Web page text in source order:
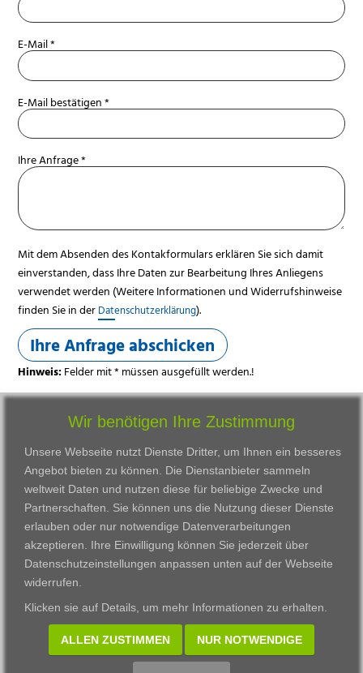
E-Mail *
E-Mail bestätigen *
Ihre Anfrage *
Mit dem Absenden des Kontakformulars erklären Sie sich damit
einverstanden, dass Ihre Daten zur Bearbeitung Ihres Anliegens
verwendet werden (Weitere Informationen und Widerrufshinweise
finden Sie in der Datenschutzerklärung).
Ihre Anfrage abschicken
Hinweis:Felder mit * müssen ausgefüllt werden.!
VWAK
Karriere
Links
Impressum
Datenschutzerklärung
Standorte
Darmstadt
Gießen
Kassel
Wiesbaden
Bildungsangebot
Ausbildung
Wir benötigen Ihre Zustimmung
Unsere Webseite nutzt Dienste Dritter, um Ihnen ein besseres
Angebot bieten zu können. Die Dienstanbieter sammeln
weltweit Daten und nutzen diese für beliebige Zwecke und
Partnerschaften. Sie können uns die Nutzung dieser Dienste
erlauben oder nur notwendige Datenverarbeitungen
akzeptieren. Ihre Einwilligung können Sie jederzeit über
Datenschutzeinstellungen anpassen unten auf der Webseite
widerrufen.
Klicken sie auf Details, um mehr Informationen zu erhalten.
ALLEN ZUSTIMMEN NUR NOTWENDIGE